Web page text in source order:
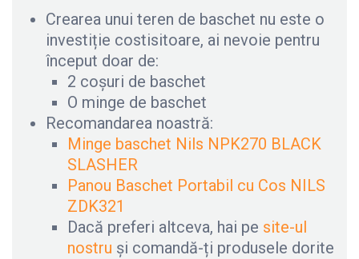
Crearea unui teren de baschet nu este o
investiție costisitoare, ai nevoie pentru
început doar de:
2 coșuri de baschet
O minge de baschet
Recomandarea noastră:
Minge baschet Nils NPK270 BLACK
SLASHER
Panou Baschet Portabil cu Cos NILS
ZDK321
Dacă preferi altceva, hai pe site-ul
nostru și comandă-ți produsele dorite